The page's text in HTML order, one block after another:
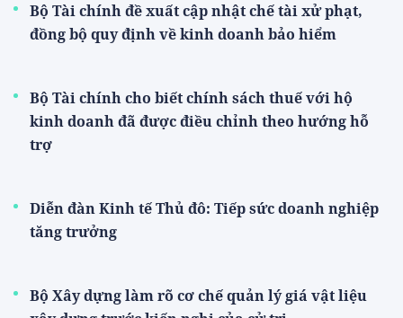
Bộ Tài chính đề xuất cập nhật chế tài xử phạt,
đồng bộ quy định về kinh doanh bảo hiểm
Bộ Tài chính cho biết chính sách thuế với hộ
kinh doanh đã được điều chỉnh theo hướng hỗ
trợ
Diễn đàn Kinh tế Thủ đô: Tiếp sức doanh nghiệp
tăng trưởng
Bộ Xây dựng làm rõ cơ chế quản lý giá vật liệu